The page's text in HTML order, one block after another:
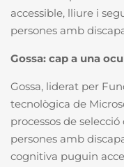
accessible, lliure i
persones amb
Gossa: cap a una
Gossa, liderat per
tecnològica de
processos de
persones amb
cognitiva puguin